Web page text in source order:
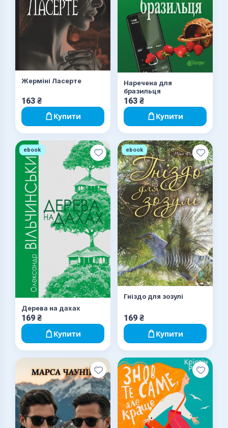
Жерміні Ласерте
163 ₴
Купити
Наречена для
бразильця
163 ₴
Купити
ebook
Дерева на дахах
169 ₴
Купити
ebook
Гніздо для зозулі
169 ₴
Купити